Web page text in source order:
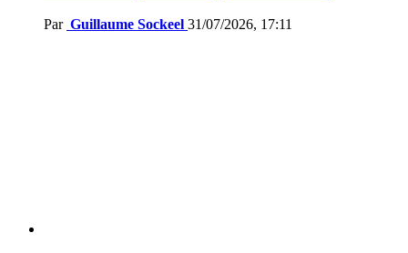
Par Guillaume Sockeel 31/07/2026, 17:11